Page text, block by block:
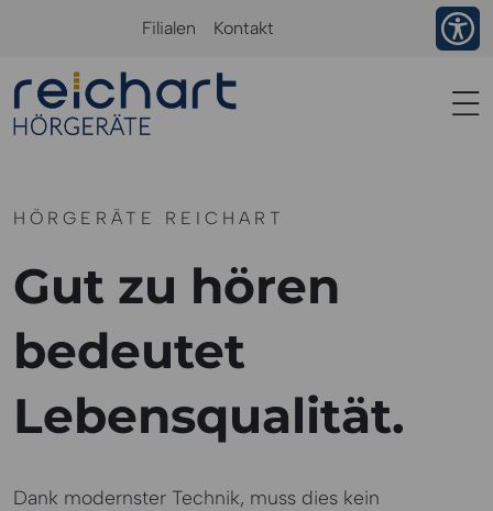
Filialen Kontakt
HÖRGERÄTE REICHART
Gut zu hören
bedeutet
Lebensqualität.
Dank modernster Technik, muss dies kein